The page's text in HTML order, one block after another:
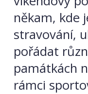
někam, kde
stravování,
pořádat
památkách
rámci